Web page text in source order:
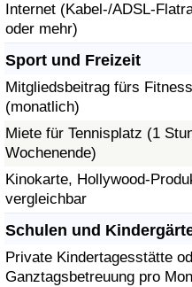
Internet (Kabel-/ADSL-
oder mehr)
Sport und Freizeit
Mitgliedsbeitrag fürs
(monatlich)
Miete für Tennisplatz (1
Wochenende)
Kinokarte, Hollywood-
vergleichbar
Schulen und
Private Kindertagesstätte
Ganztagsbetreuung pro